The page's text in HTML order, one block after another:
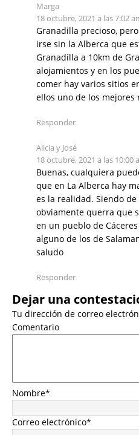
Marga
18 octubre, 2021 a las 7:02
Granadilla precioso,
irse sin la Alberca que
Granadilla a 10km de
alojamientos y en los
comer hay varios sitios
ellos uno de los
Responder
Alicia y José
18 octubre, 2021 a las 10:00
Buenas, cualquiera
que en La Alberca hay
es la realidad. Siendo
obviamente querra que
en un pueblo de
alguno de los de
saludo
Responder
Dejar una
Tu dirección de correo
Comentario
Nombre*
Correo electrónico*